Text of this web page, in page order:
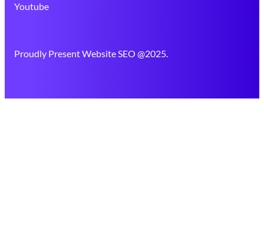
Youtube
Proudly Present Website SEO @2025.